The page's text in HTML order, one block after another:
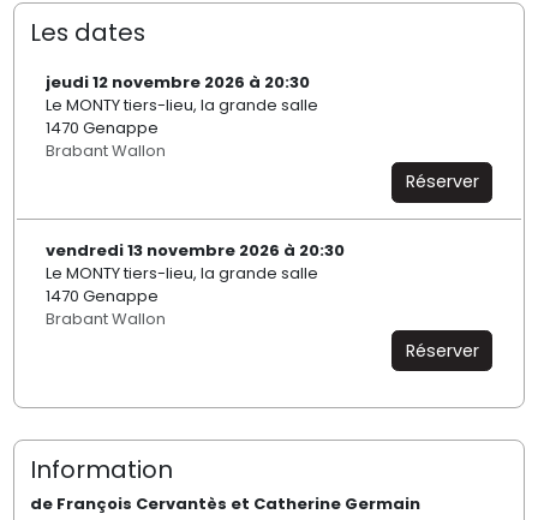
Les dates
jeudi 12 novembre 2026 à 20:30
Le MONTY tiers-lieu, la grande salle
1470 Genappe
Brabant Wallon
Réserver
vendredi 13 novembre 2026 à 20:30
Le MONTY tiers-lieu, la grande salle
1470 Genappe
Brabant Wallon
Réserver
Information
de François Cervantès et Catherine Germain